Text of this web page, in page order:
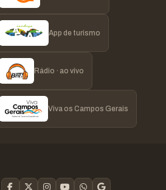
App de turismo
Rádio · ao vivo
Viva os Campos Gerais